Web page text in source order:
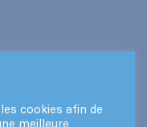
cookies afin de
meilleure